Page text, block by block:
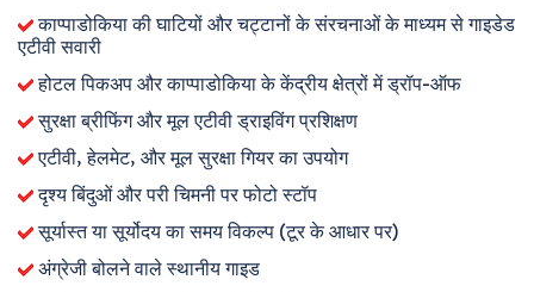
काप्पाडोकिया की घाटियों और चट्टानों के संरचनाओं के माध्यम से गाइडेड
एटीवी सवारी
होटल पिकअप और काप्पाडोकिया के केंद्रीय क्षेत्रों में ड्रॉप-ऑफ
सुरक्षा ब्रीफिंग और मूल एटीवी ड्राइविंग प्रशिक्षण
एटीवी, हेलमेट, और मूल सुरक्षा गियर का उपयोग
दृश्य बिंदुओं और परी चिमनी पर फोटो स्टॉप
सूर्यास्त या सूर्योदय का समय विकल्प (टूर के आधार पर)
अंग्रेजी बोलने वाले स्थानीय गाइड